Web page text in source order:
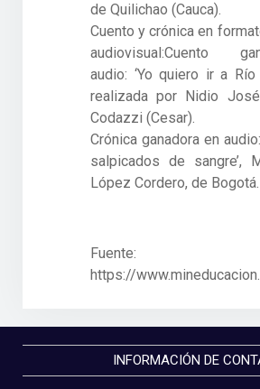
de Quilichao (Cauca).
Cuento y crónica en
audiovisual:Cuento
audio: ‘Yo quiero ir a Río
realizada por Nidio
Codazzi (Cesar).
Crónica ganadora en
salpicados de sangre’,
López Cordero, de Bogotá.
Fuente:
https://
INFORMACIÓN DE